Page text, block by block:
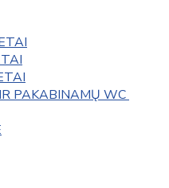
PAKABINAMŲ WC